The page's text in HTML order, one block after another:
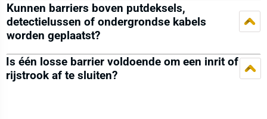
Kunnen barriers boven putdeksels,
detectielussen of ondergrondse kabels
worden geplaatst?
Is één losse barrier voldoende om een inrit of
rijstrook af te sluiten?